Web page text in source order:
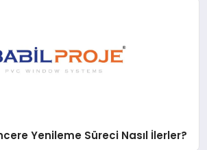
Yenileme Süreci Nasıl İlerler?